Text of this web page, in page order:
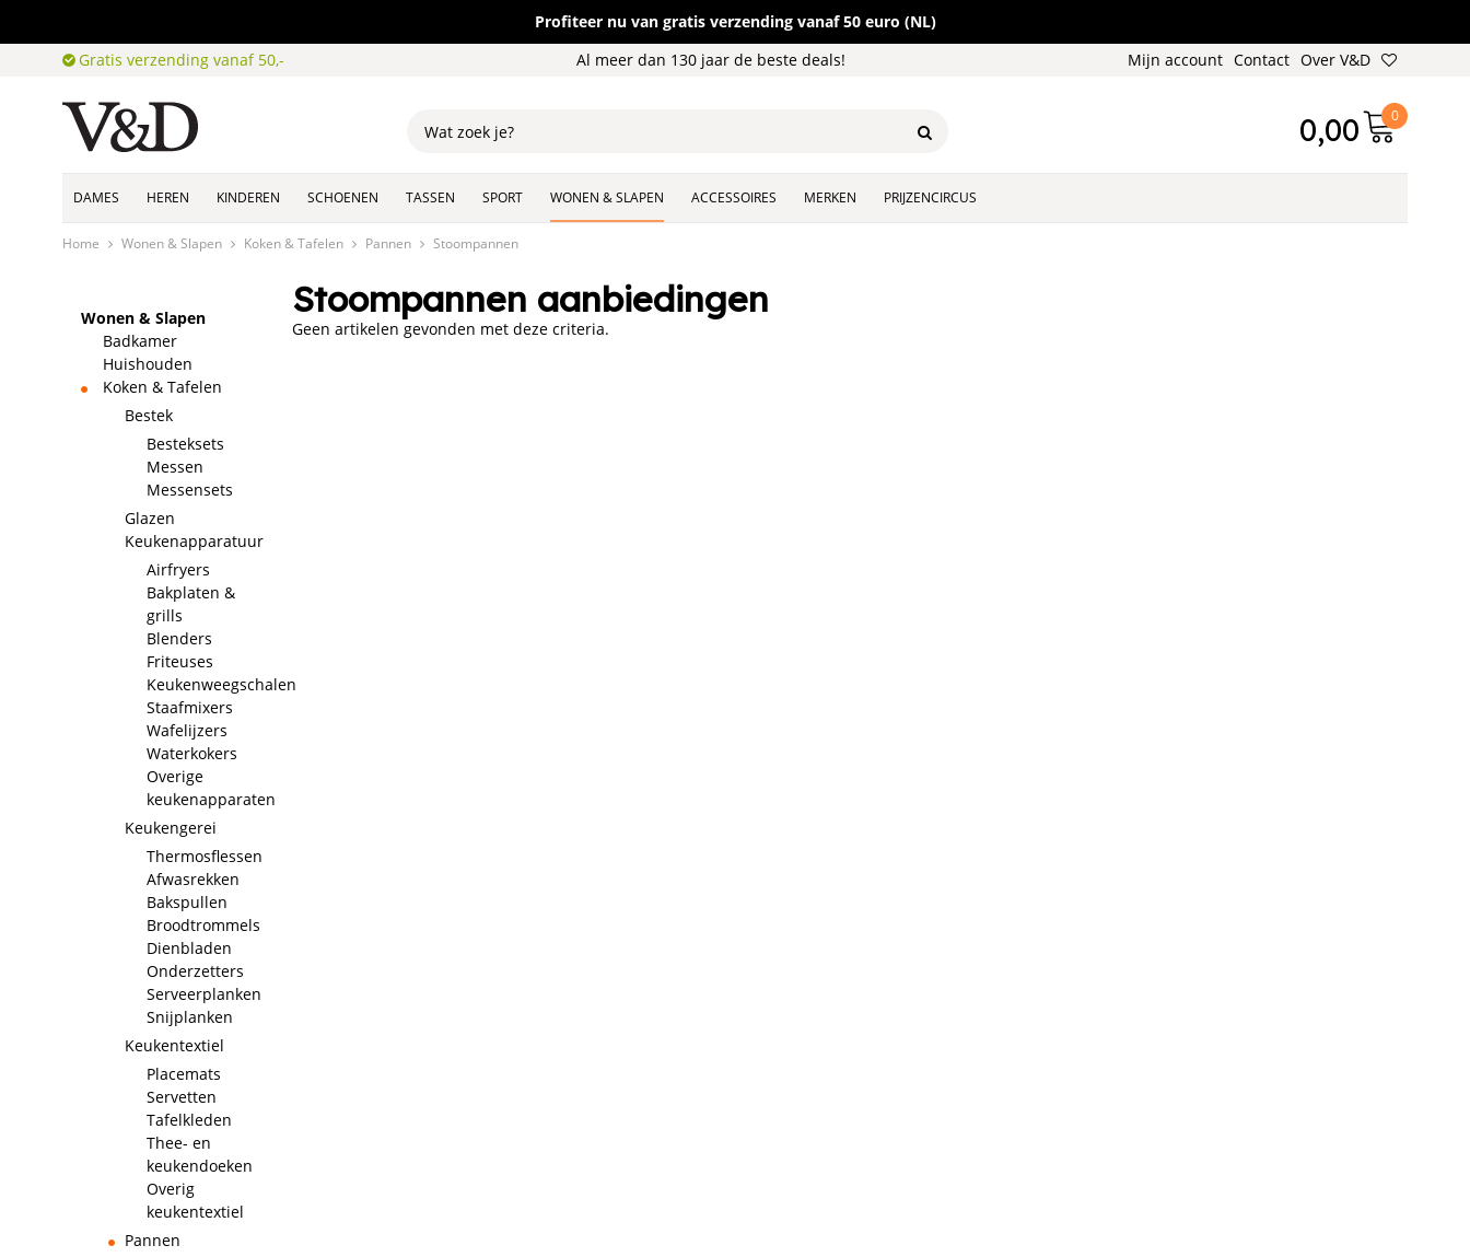
Profiteer nu van gratis verzending vanaf 50 euro (NL)
Gratis verzending vanaf 50,-
Mijn account Contact Over V&D
Al meer dan 130 jaar de beste deals!
0
0,00
DAMES HEREN KINDEREN SCHOENEN TASSEN SPORT WONEN & SLAPEN ACCESSOIRES MERKEN PRIJZENCIRCUS
Home Wonen & Slapen Koken & Tafelen Pannen Stoompannen
Wonen & Slapen
Badkamer
Huishouden
Koken & Tafelen
Bestek
Besteksets
Messen
Messensets
Glazen
Keukenapparatuur
Airfryers
Bakplaten &
grills
Blenders
Friteuses
Keukenweegschalen
Staafmixers
Wafelijzers
Waterkokers
Overige
keukenapparaten
Keukengerei
Thermosflessen
Afwasrekken
Bakspullen
Broodtrommels
Dienbladen
Onderzetters
Serveerplanken
Snijplanken
Keukentextiel
Placemats
Servetten
Tafelkleden
Thee- en
keukendoeken
Overig
keukentextiel
Pannen
Stoompannen aanbiedingen
Geen artikelen gevonden met deze criteria.